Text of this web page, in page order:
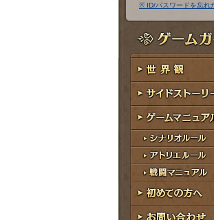
ア
ド
レ
ス
ー
ド
※ ID/パスワードを忘れ
ゲームガイド
世界観
サイドストーリー
ゲームマニュアル
シナリオルール
アトリエルール
戦闘マニュアル
初めての方へ